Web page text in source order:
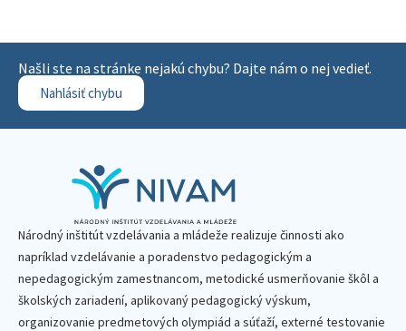
Našli ste na stránke nejakú chybu? Dajte nám o nej vedieť.
Nahlásiť chybu
Národný inštitút vzdelávania a mládeže realizuje činnosti ako
napríklad vzdelávanie a poradenstvo pedagogickým a
nepedagogickým zamestnancom, metodické usmerňovanie škôl a
školských zariadení, aplikovaný pedagogický výskum,
organizovanie predmetových olympiád a súťaží, externé testovanie